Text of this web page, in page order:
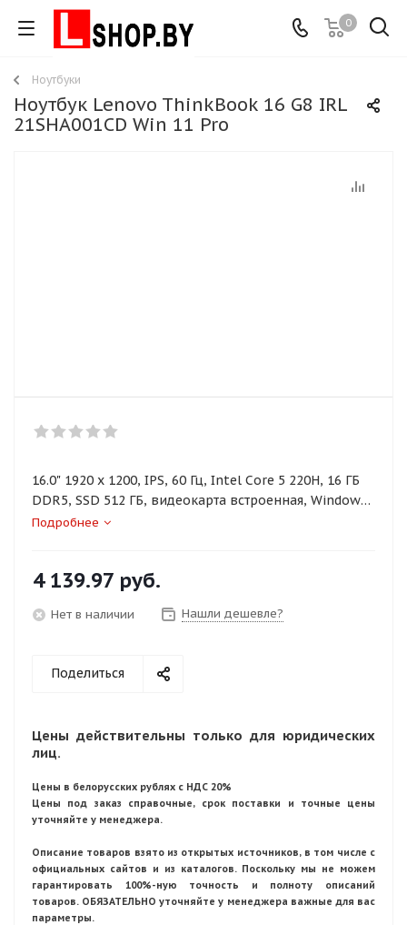
0
Ноутбуки
Ноутбук Lenovo ThinkBook 16 G8 IRL
21SHA001CD Win 11 Pro
16.0" 1920 x 1200, IPS, 60 Гц, Intel Core 5 220H, 16 ГБ
DDR5, SSD 512 ГБ, видеокарта встроенная, Windows
11 Pro, цвет крышки серый, аккумулятор 45 Вт·ч
Подробнее
4 139.97 руб.
Нет в наличии Нашли дешевле?
Поделиться
Цены действительны только для юридических
лиц.
Цены в белорусских рублях с НДС 20%
Цены под заказ справочные, срок поставки и точные цены
уточняйте у менеджера.
Описание товаров взято из открытых источников, в том числе с
официальных сайтов и из каталогов. Поскольку мы не можем
гарантировать 100%-ную точность и полноту описаний
товаров. ОБЯЗАТЕЛЬНО уточняйте у менеджера важные для вас
параметры.